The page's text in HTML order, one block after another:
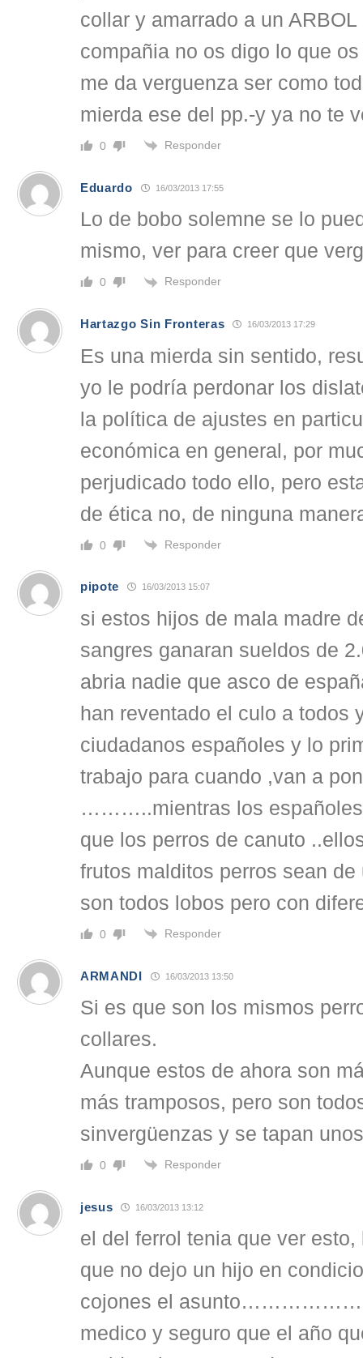
collar y amarrado a un
compañia no os digo lo que
me da verguenza ser como
mierda ese del pp.-y ya no te
0 Responder
Eduardo 16/03/2013 17:55
Lo de bobo solemne se lo
mismo, ver para creer que
0 Responder
Hartazgo Sin Fronteras 16/03/2013 17:29
Es una mierda sin sentido,
yo le podría perdonar los
la política de ajustes en
económica en general, por
perjudicado todo ello, pero
de ética no, de ninguna
0 Responder
pipote 16/03/2013 15:07
si estos hijos de mala madre
sangres ganaran sueldos de
abria nadie que asco de
han reventado el culo a todos
ciudadanos españoles y lo
trabajo para cuando ,van a
………..mientras los españoles
que los perros de canuto
frutos malditos perros sean de
son todos lobos pero con
0 Responder
ARMANDI 16/03/2013 13:50
Si es que son los mismos
collares.
Aunque estos de ahora son
más tramposos, pero son
sinvergüenzas y se tapan
0 Responder
jesus 16/03/2013 13:12
el del ferrol tenia que ver
que no dejo un hijo en
cojones el
medico y seguro que el año